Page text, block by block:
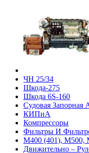
ЧН 25/34
Шкода-275
Шкода 6S-160
Судовая Запорная
КИПиА
Компрессоры
Фильтры И
М400 (401), М500,
Движительно –